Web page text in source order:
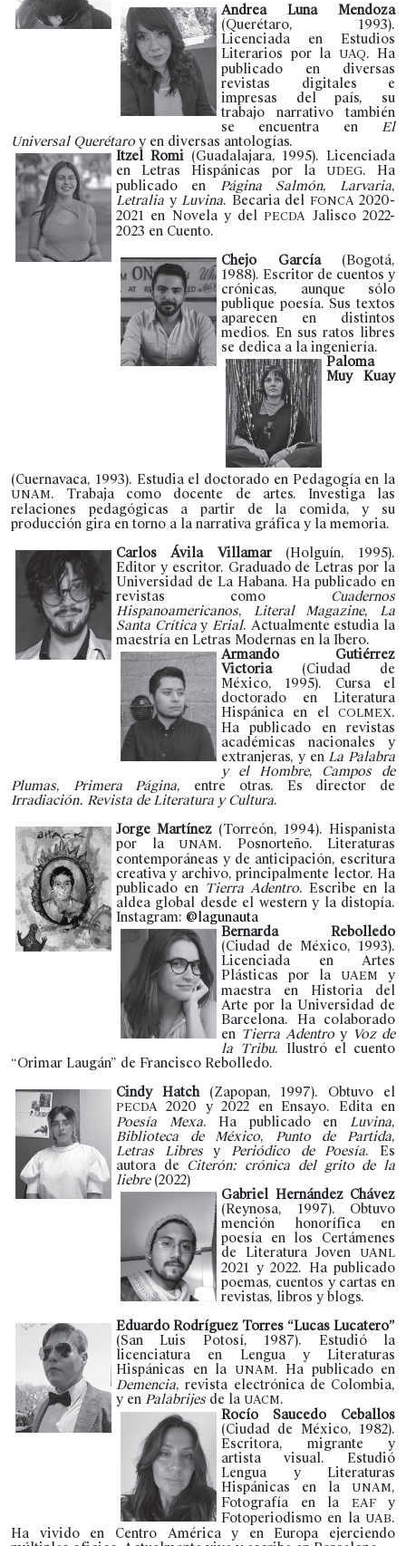
Andrea Luna Mendoza
(Querétaro, 1993).
Licenciada en Estudios
Literarios por la UAQ. Ha
publicado en diversas
revistas digitales e
impresas del país, su
trabajo narrativo también
se encuentra en El
Universal Querétaroy en diversas antologías.
Itzel Romi(Guadalajara, 1995). Licenciada
en Letras Hispánicas por la UDEG. Ha
publicado en Página Salmón, Larvaria,
Letralia y Luvina. Becaria del FONCA2020-
2021 en Novela y delPECDA Jalisco 2022-
2023 en Cuento.
Chejo García(Bogotá,
1988). Escritor de cuentos y
crónicas, aunque sólo
publique poesía. Sus textos
aparecen en distintos
medios. En sus ratos libres
se dedica a la ingeniería.
Paloma
Muy Kuay
(Cuernavaca, 1993). Estudia el doctorado en Pedagogía en la
UNAM. Trabaja como docente de artes. Investiga las
relaciones pedagógicas a partir de la comida, y su
producción gira en torno a la narrativa gráfica y la memoria.
Carlos Ávila Villamar(Holguín, 1995).
Editor y escritor. Graduado de Letras por la
Universidad de La Habana. Ha publicado en
revistas como Cuadernos
Hispanoamericanos, Literal Magazine,La
Santa CríticayErial. Actualmente estudia la
maestría en Letras Modernas en la Ibero.
Armando Gutiérrez
Victoria(Ciudad de
México, 1995). Cursa el
doctorado en Literatura
Hispánica en el COLMEX.
Ha publicado en revistas
académicas nacionales y
extranjeras, y enLa Palabra
y el Hombre, Campos de
Plumas, Primera Página, entre otras. Es director de
Irradiación. Revista de Literatura y Cultura.
Jorge Martínez (Torreón, 1994). Hispanista
por la UNAM. Posnorteño. Literaturas
contemporáneas y de anticipación, escritura
creativa y archivo, principalmente lector. Ha
publicado en Tierra Adentro. Escribe en la
aldea global desde el western y la distopía.
Instagram: @lagunauta
Bernarda Rebolledo
(Ciudad de México, 1993).
Licenciada en Artes
Plásticas por la UAEM
y
maestra en Historia del
Arte por la Universidad de
Barcelona. Ha colaborado
en Tierra Adentroy Voz de
la Tribu. Ilustró el cuento
“Orimar Laugán” de Francisco Rebolledo.
Cindy Hatch(Zapopan, 1997). Obtuvo el
PECDA 2020 y 2022 en Ensayo. Edita en
Poesía Mexa. Ha publicado enLuvina,
Biblioteca de México, Punto de Partida,
Letras LibresyPeriódico de Poesía. Es
autora de Citerón: crónica del grito de la
liebre(2022)
Gabriel Hernández Chávez
(Reynosa, 1997). Obtuvo
mención honorífica en
poesía en los Certámenes
de Literatura Joven UANL
2021 y 2022. Ha publicado
poemas, cuentos y cartas en
revistas, libros y blogs.
Eduardo Rodríguez Torres “Lucas Lucatero”
(San Luis Potosí, 1987). Estudió la
licenciatura en Lengua y Literaturas
Hispánicas en la UNAM. Ha publicado en
Demencia, revista electrónica de Colombia,
y en Palabrijes de la UACM.
Rocío Saucedo Ceballos
(Ciudad de México, 1982).
Escritora, migrante y
artista visual. Estudió
Lengua y Literaturas
Hispánicas en la UNAM,
Fotografía en la EAFy
Fotoperiodismo en la UAB.
Ha vivido en Centro América y en Europa ejerciendo